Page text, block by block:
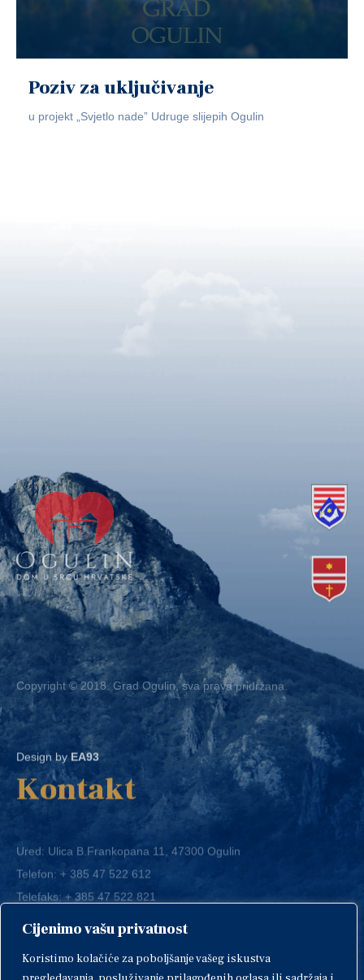
Cijenimo vašu privatnost
Koristimo kolačiće za poboljšanje vašeg iskustva
Poziv za uključivanje
u projekt „Svjetlo nade” Udruge slijepih Ogulin
Copyright © 2018. Grad Ogulin, sva prava pridržana.
Design by EA93
Kontakt
Ured: Ulica B.Frankopana 11, 47300 Ogulin
Telefon: + 385 47 522 612
Telefaks:
+ 385 47 522 821
E-mail:
grad-ogulin@ogulin.hr
OIB: 58264108511
IBAN: HR1424020061829700009